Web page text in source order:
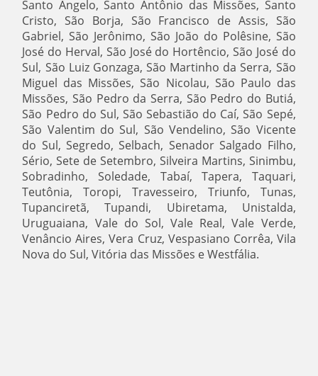
Santo Ângelo, Santo Antônio das Missões, Santo
Cristo, São Borja, São Francisco de Assis, São
Gabriel, São Jerônimo, São João do Polêsine, São
José do Herval, São José do Hortêncio, São José do
Sul, São Luiz Gonzaga, São Martinho da Serra, São
Miguel das Missões, São Nicolau, São Paulo das
Missões, São Pedro da Serra, São Pedro do Butiá,
São Pedro do Sul, São Sebastião do Caí, São Sepé,
São Valentim do Sul, São Vendelino, São Vicente
do Sul, Segredo, Selbach, Senador Salgado Filho,
Sério, Sete de Setembro, Silveira Martins, Sinimbu,
Sobradinho, Soledade, Tabaí, Tapera, Taquari,
Teutônia, Toropi, Travesseiro, Triunfo, Tunas,
Tupanciretã, Tupandi, Ubiretama, Unistalda,
Uruguaiana, Vale do Sol, Vale Real, Vale Verde,
Venâncio Aires, Vera Cruz, Vespasiano Corrêa, Vila
Nova do Sul, Vitória das Missões e Westfália.